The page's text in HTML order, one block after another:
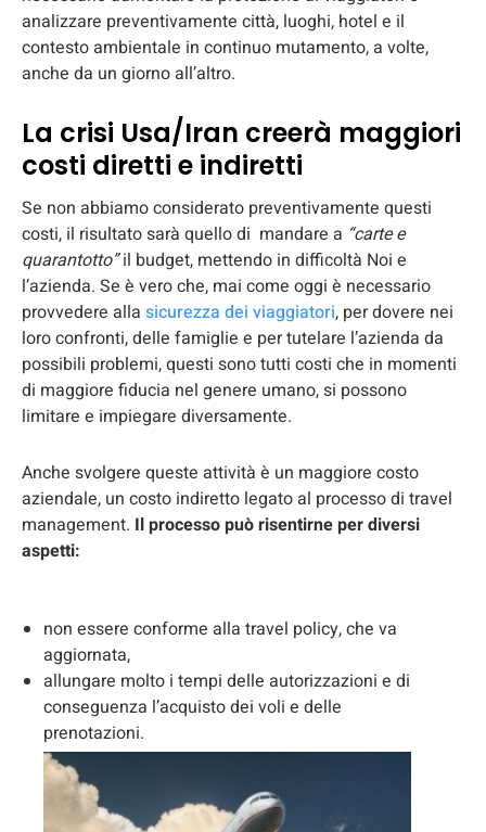
analizzare preventivamente città, luoghi, hotel e il
contesto ambientale in continuo mutamento, a volte,
anche da un giorno all’altro.
La crisi Usa/Iran creerà maggiori
costi diretti e indiretti
Se non abbiamo considerato preventivamente questi
costi, il risultato sarà quello di mandare a “carte e
quarantotto”il budget, mettendo in difficoltà Noi e
l’azienda. Se è vero che, mai come oggi è necessario
provvedere alla sicurezza dei viaggiatori, per dovere nei
loro confronti, delle famiglie e per tutelare l’azienda da
possibili problemi, questi sono tutti costi che in momenti
di maggiore fiducia nel genere umano, si possono
limitare e impiegare diversamente.
Anche svolgere queste attività è un maggiore costo
aziendale, un costo indiretto legato al processo di travel
management. Il processo può risentirne per diversi
aspetti:
non essere conforme alla travel policy, che va
aggiornata,
allungare molto i tempi delle autorizzazioni e di
conseguenza l’acquisto dei voli e delle
prenotazioni.